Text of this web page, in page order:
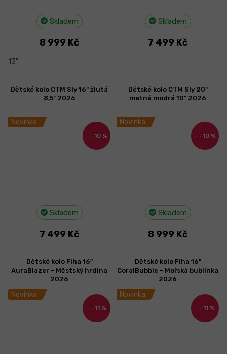
Skladem
8 999 Kč
13"
Skladem
7 499 Kč
Novinka
–10 %
Dětské kolo CTM Sly 16" žlutá
8,5" 2026
Skladem
7 499 Kč
Novinka
–10 %
Dětské kolo CTM Sly 20"
matná modrá 10" 2026
Skladem
8 999 Kč
Novinka
–11 %
Dětské kolo Fíha 16"
AuraBlazer - Městský hrdina
2026
Novinka
–11 %
Dětské kolo Fíha 16"
CoralBubble - Mořská bublinka
2026